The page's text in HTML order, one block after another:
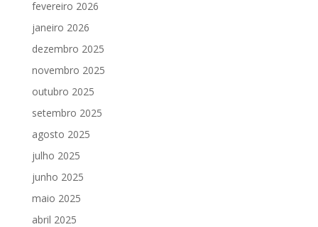
fevereiro 2026
janeiro 2026
dezembro 2025
novembro 2025
outubro 2025
setembro 2025
agosto 2025
julho 2025
junho 2025
maio 2025
abril 2025